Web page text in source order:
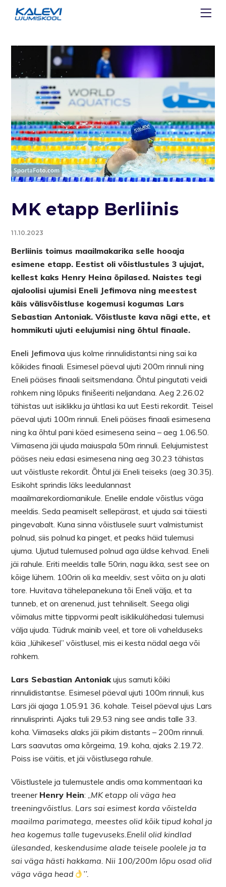
MK etapp Berliinis
11.10.2023
Berliinis toimus maailmakarika selle hooaja
esimene etapp. Eestist oli võistlustules 3 ujujat,
kellest kaks Henry Heina õpilased. Naistes tegi
ajaloolisi ujumisi Eneli Jefimova ning meestest
käis välisvõistluse kogemusi kogumas Lars
Sebastian Antoniak. Võistluste kava nägi ette, et
hommikuti ujuti eelujumisi ning õhtul finaale.
Eneli Jefimova ujus kolme rinnulidistantsi ning sai ka
kõikides finaali. Esimesel päeval ujuti 200m rinnuli ning
Eneli pääses finaali seitsmendana. Õhtul pingutati veidi
rohkem ning lõpuks finišeeriti neljandana. Aeg 2.26.02
tähistas uut isiklikku ja ühtlasi ka uut Eesti rekordit. Teisel
päeval ujuti 100m rinnuli. Eneli pääses finaali esimesena
ning ka õhtul pani käed esimesena seina – aeg 1.06.50.
Viimasena jäi ujuda maiuspala 50m rinnuli. Eelujumistest
pääses neiu edasi esimesena ning aeg 30.23 tähistas
uut võistluste rekordit. Õhtul jäi Eneli teiseks (aeg 30.35).
Esikoht sprindis läks leedulannast
maailmarekordiomanikule. Enelile endale võistlus väga
meeldis. Seda peamiselt sellepärast, et ujuda sai täiesti
pingevabalt. Kuna sinna võistlusele suurt valmistumist
polnud, siis polnud ka pinget, et peaks häid tulemusi
ujuma. Ujutud tulemused polnud aga üldse kehvad. Eneli
jäi rahule. Eriti meeldis talle 50rin, nagu ikka, sest see on
kõige lühem. 100rin oli ka meeldiv, sest võita on ju alati
tore. Huvitava tähelepanekuna tõi Eneli välja, et ta
tunneb, et on arenenud, just tehniliselt. Seega oligi
võimalus mitte tippvormi pealt isiklikulähedasi tulemusi
välja ujuda. Tüdruk mainib veel, et tore oli vahelduseks
käia ,,lühikesel’’ võistlusel, mis ei kesta nädal aega või
rohkem.
Lars Sebastian Antoniak ujus samuti kõiki
rinnulidistantse. Esimesel päeval ujuti 100m rinnuli, kus
Lars jäi ajaga 1.05.91 36. kohale. Teisel päeval ujus Lars
rinnulisprinti. Ajaks tuli 29.53 ning see andis talle 33.
koha. Viimaseks alaks jäi pikim distants – 200m rinnuli.
Lars saavutas oma kõrgeima, 19. koha, ajaks 2.19.72.
Poiss ise väitis, et jäi võistlusega rahule.
Võistlustele ja tulemustele andis oma kommentaari ka
treener Henry Hein: ,, MK etapp oli väga hea
treeningvõistlus. Lars sai esimest korda võistelda
maailma parimatega, meestes olid kõik tipud kohal ja
hea kogemus talle tugevuseks.Enelil olid kindlad
ülesanded, keskendusime alade teisele poolele ja ta
sai väga hästi hakkama. Nii 100/200m lõpu osad olid
väga väga head
’’.